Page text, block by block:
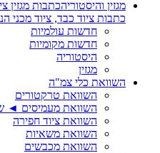
מגזין והיסטוריהכתבות מגזין
כתבות ציוד כבד, ציוד מכני
חדשות עולמיות
חדשות מקומיות
היסטוריה
מגזין
השוואת כלי צמ"ה
השוואת טרקטורים
השוואת מעמיסים ◄
השוואת ציוד חפירה
השוואת משאיות
השוואת מכבשים